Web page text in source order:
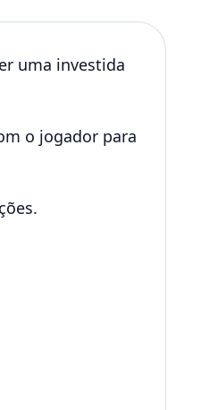
uma investida
o jogador para